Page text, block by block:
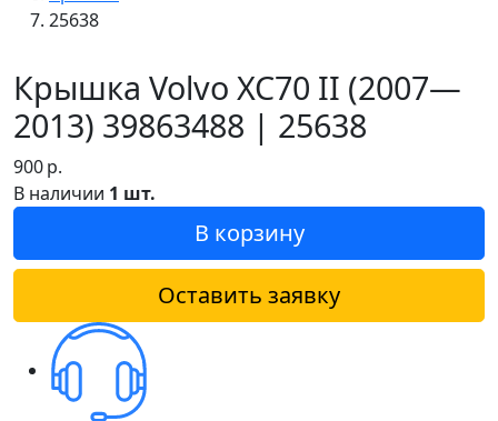
25638
Крышка Volvo XC70 II (2007—
2013) 39863488 | 25638
900р.
В наличии 1 шт.
В корзину
Оставить заявку